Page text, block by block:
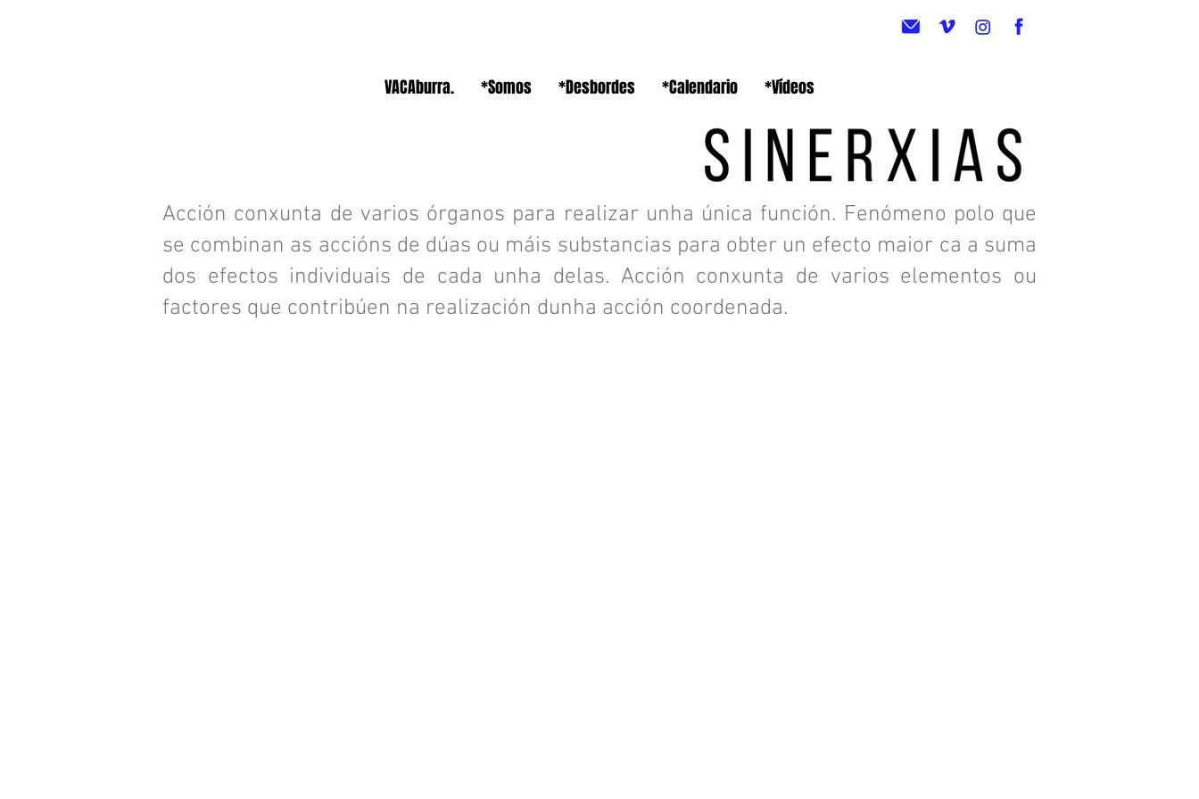
VACAburra. *Somos *Desbordes *Calendario *Vídeos
Acción conxunta de varios órganos para realizar unha única función. Fenómeno polo que
se combinan as accións de dúas ou máis substancias para obter un efecto maior ca a suma
dos efectos individuais de cada unha delas. Acción conxunta de varios elementos ou
factores que contribúen na realización dunha acción coordenada.